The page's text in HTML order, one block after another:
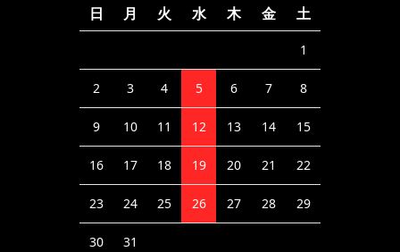
日
月 火 水 木 金 土
1
2 3 4 5 6 7 8
9 10 11 12 13 14 15
16 17 18 19 20 21 22
23 24 25 26 27 28 29
30 31